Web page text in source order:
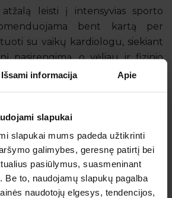
Išsami informacija Apie
slapukai
slapukai mums padeda užtikrinti
galimybes, geresnę patirtį bei
pasiūlymus, suasmeninant
Be to, naudojamų slapukų pagalba
naudotojų elgesys, tendencijos,
leisti į intensyvias sporto
bent kartą per
su vaikų kardiologu, siekiant
pasirengimą, o vėliau ir fizinio
bei vystymuisi.
gali nukreipti mažąjį pacientą pas
padidėjusį arterinį kraujo
širdies plote. Pastaruoju atveju
kardiologu tikslas – nustatyti,
ar jie susiję su širdies liga, ar yra